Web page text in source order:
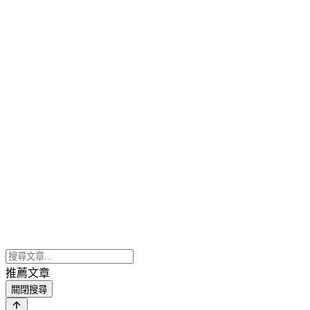
推薦文章
關閉搜尋